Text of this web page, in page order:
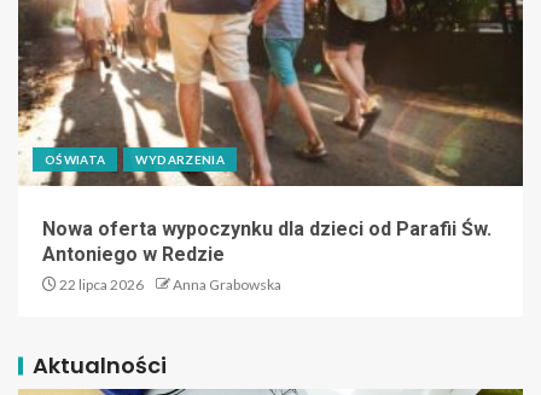
OŚWIATA WYDARZENIA
Nowa oferta wypoczynku dla dzieci od Parafii Św.
Antoniego w Redzie
22 lipca 2026 Anna Grabowska
Aktualności